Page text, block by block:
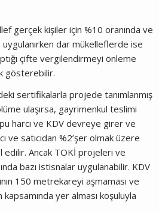
gerçek kişiler için %10 oranında ve
uygulanırken dar mükelleflerde ise
çifte vergilendirmeyi önleme
gösterebilir.
sertifikalarla projede tanımlanmış
ulaşırsa, gayrimenkul teslimi
harcı ve KDV devreye girer ve
ve satıcıdan %2’şer olmak üzere
Ancak TOKİ projeleri ve
bazı istisnalar uygulanabilir. KDV
150 metrekareyi aşmaması ve
yer alması koşuluyla